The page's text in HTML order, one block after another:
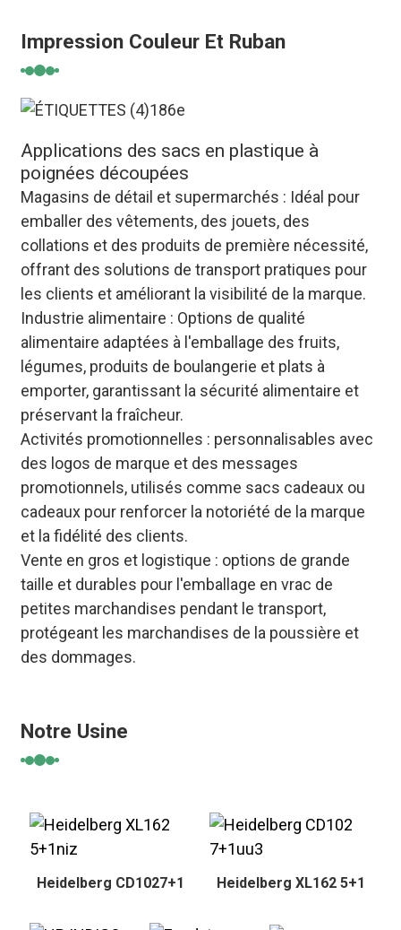
Impression Couleur Et Ruban
Applications des sacs en plastique à
poignées découpées
Magasins de détail et supermarchés : Idéal pour
emballer des vêtements, des jouets, des
collations et des produits de première nécessité,
offrant des solutions de transport pratiques pour
les clients et améliorant la visibilité de la marque.
Industrie alimentaire : Options de qualité
alimentaire adaptées à l'emballage des fruits,
légumes, produits de boulangerie et plats à
emporter, garantissant la sécurité alimentaire et
préservant la fraîcheur.
Activités promotionnelles : personnalisables avec
des logos de marque et des messages
promotionnels, utilisés comme sacs cadeaux ou
cadeaux pour renforcer la notoriété de la marque
et la fidélité des clients.
Vente en gros et logistique : options de grande
taille et durables pour l'emballage en vrac de
petites marchandises pendant le transport,
protégeant les marchandises de la poussière et
des dommages.
Notre Usine
Heidelberg CD1027+1 Heidelberg XL162 5+1